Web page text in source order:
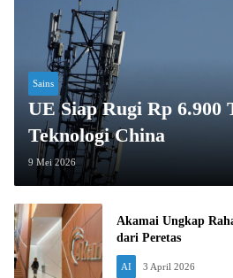
Sains
UE Siap Rugi Rp
Teknologi China
9 Mei 2026
Akamai Ungkap
dari Peretas
AI 3 April 2026